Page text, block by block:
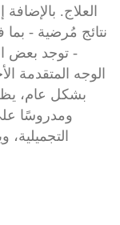
العلاج.
نتائج مُرضية -
- توجد بعض
الوجه المتقدمة
بشكل عام،
ومدروسًا